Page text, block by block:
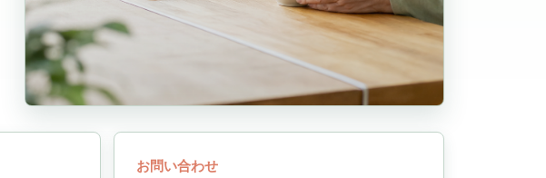
お問い合わせ